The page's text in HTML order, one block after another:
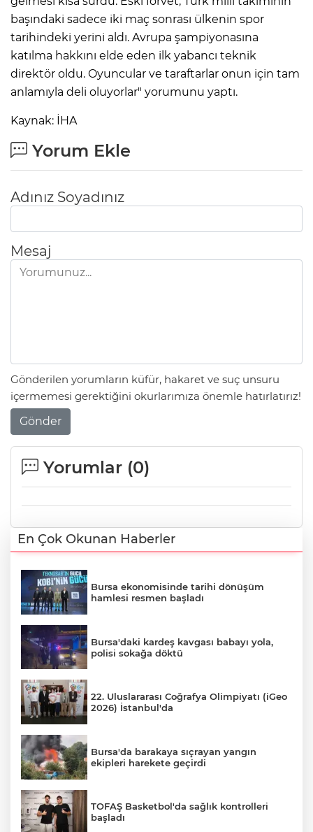
başındaki sadece iki maç sonrası ülkenin spor
tarihindeki yerini aldı. Avrupa şampiyonasına
katılma hakkını elde eden ilk yabancı teknik
direktör oldu. Oyuncular ve taraftarlar onun için tam
anlamıyla deli oluyorlar" yorumunu yaptı.
Kaynak: İHA
Yorum Ekle
Adınız Soyadınız
Mesaj
Gönderilen yorumların küfür, hakaret ve suç unsuru
içermemesi gerektiğini okurlarımıza önemle hatırlatırız!
Gönder
Yorumlar (0)
En Çok Okunan Haberler
Bursa ekonomisinde tarihi dönüşüm
hamlesi resmen başladı
Bursa'daki kardeş kavgası babayı yola,
polisi sokağa döktü
22. Uluslararası Coğrafya Olimpiyatı (iGeo
2026) İstanbul'da
Bursa'da barakaya sıçrayan yangın
ekipleri harekete geçirdi
TOFAŞ Basketbol'da sağlık kontrolleri
başladı